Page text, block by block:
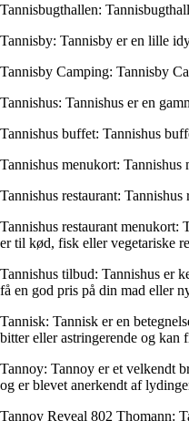
Tannisbugthallen:
Tannisby: Tannisby er en lille
Tannisby Camping: Tannisby
Tannishus: Tannishus er en
Tannishus buffet: Tannishus
Tannishus menukort:
Tannishus restaurant:
Tannishus restaurant menukort:
er til kød, fisk eller vegetariske
Tannishus tilbud: Tannishus er
få en god pris på din mad eller
Tannisk: Tannisk er en
bitter eller astringerende og kan
Tannoy: Tannoy er et velkendt
og er blevet anerkendt af
Tannoy Reveal 802 Thomann: